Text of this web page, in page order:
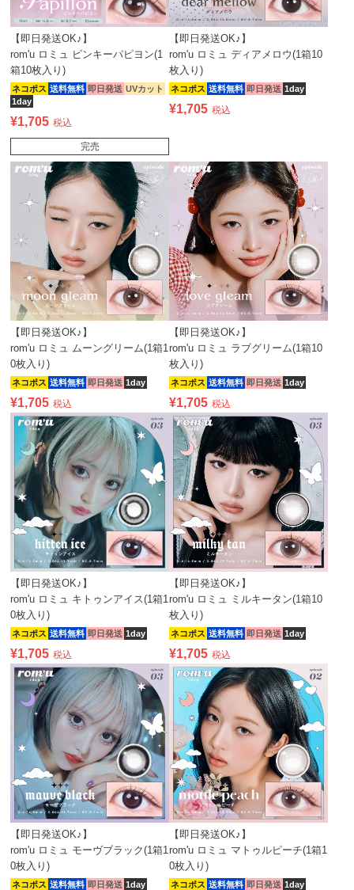
【即日発送OK♪】
rom'u ロミュ ピンキーパピヨン(1
箱10枚入り)
ネコポス 送料無料 即日発送 UVカット
1day
¥1,705 税込
完売
【即日発送OK♪】
rom'u ロミュ ディアメロウ(1箱10
枚入り)
ネコポス 送料無料 即日発送 1day
¥1,705 税込
【即日発送OK♪】
rom'u ロミュ ムーングリーム(1箱1
0枚入り)
ネコポス 送料無料 即日発送 1day
¥1,705 税込
【即日発送OK♪】
rom'u ロミュ ラブグリーム(1箱10
枚入り)
ネコポス 送料無料 即日発送 1day
¥1,705 税込
【即日発送OK♪】
rom'u ロミュ キトゥンアイス(1箱1
0枚入り)
ネコポス 送料無料 即日発送 1day
¥1,705 税込
【即日発送OK♪】
rom'u ロミュ ミルキータン(1箱10
枚入り)
ネコポス 送料無料 即日発送 1day
¥1,705 税込
【即日発送OK♪】
rom'u ロミュ モーヴブラック(1箱1
0枚入り)
ネコポス 送料無料 即日発送 1day
【即日発送OK♪】
rom'u ロミュ マトゥルピーチ(1箱1
0枚入り)
ネコポス 送料無料 即日発送 1day